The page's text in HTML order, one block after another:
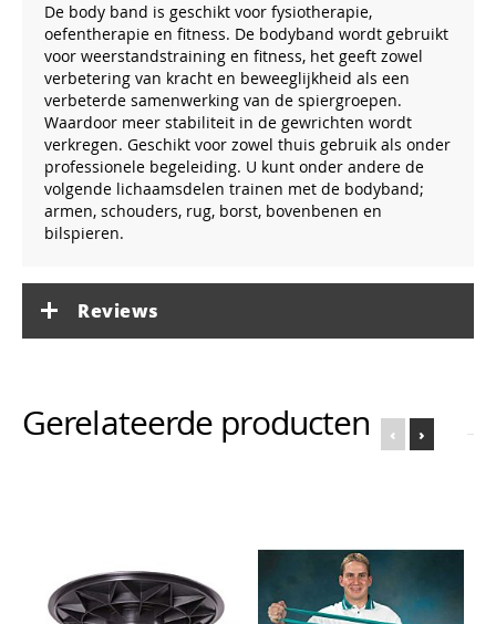
De body band is geschikt voor fysiotherapie,
oefentherapie en fitness. De bodyband wordt gebruikt
voor weerstandstraining en fitness, het geeft zowel
verbetering van kracht en beweeglijkheid als een
verbeterde samenwerking van de spiergroepen.
Waardoor meer stabiliteit in de gewrichten wordt
verkregen. Geschikt voor zowel thuis gebruik als onder
professionele begeleiding. U kunt onder andere de
volgende lichaamsdelen trainen met de bodyband;
armen, schouders, rug, borst, bovenbenen en
bilspieren.
Reviews
Gerelateerde producten ‹ ›